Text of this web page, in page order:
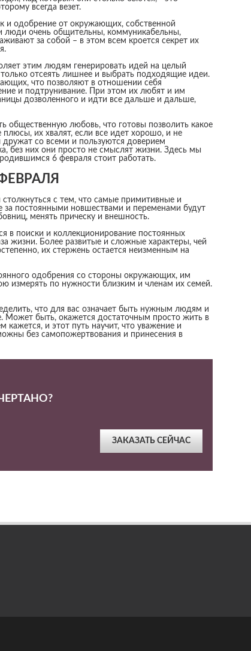
всегда везет.
и одобрение от окружающих, собственной
люди очень общительны, коммуникабельны,
за собой – в этом всем кроется секрет их
этим людям генерировать идей на целый
отсеять лишнее и выбрать подходящие идеи.
что позволяют в отношении себя
и подтрунивание. При этом их любят и им
дозволенного и идти все дальше и дальше,
общественную любовь, что готовы позволить какое
их хвалят, если все идет хорошо, и не
дружат со всеми и пользуются доверием
без них они просто не смыслят жизни. Здесь мы
6 февраля стоит работать.
с тем, что самые примитивные и
за постоянными новшествами и переменами будут
менять прическу и внешность.
в поиски и коллекционирование постоянных
жизни. Более развитые и сложные характеры, чей
их стержень остается неизменным на
одобрения со стороны окружающих, им
измерять по нужности близким и членам их семей.
что для вас означает быть нужным людям и
Может быть, окажется достаточным просто жить в
и этот путь научит, что уважение и
без самопожертвования и принесения в
ЗАКАЗАТЬ СЕЙЧАС